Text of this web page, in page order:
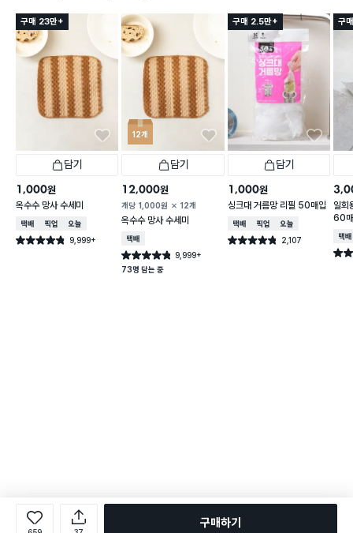
구매 23만+
담기
1,000원
옥수수 망사 수세미
택배배송매장픽업오늘배송
별점 4.8점 9,999+
건 작성
12개
담기
12,000원
개당 1,000원 12개
옥수수 망사 수세미
택배배송
별점 4.8점 9,999+
건 작성
73명 담는 중
구매 2.5만+
담기
1,000원
싱크대 거름망 리필 50매입
택배배송매장픽업오늘배송
별점 4.8점 2,107
건 작성
구
일
60
택배
별점
구매하기